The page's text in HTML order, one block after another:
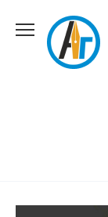
содержанию